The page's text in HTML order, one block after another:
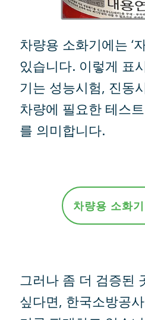
차량용 소화기에는 ‘
있습니다. 이렇게 표
기는 성능시험, 진동
차량에 필요한 테스
를 의미합니다.
차량용 소화
그러나 좀 더 검증된
싶다면, 한국소방공